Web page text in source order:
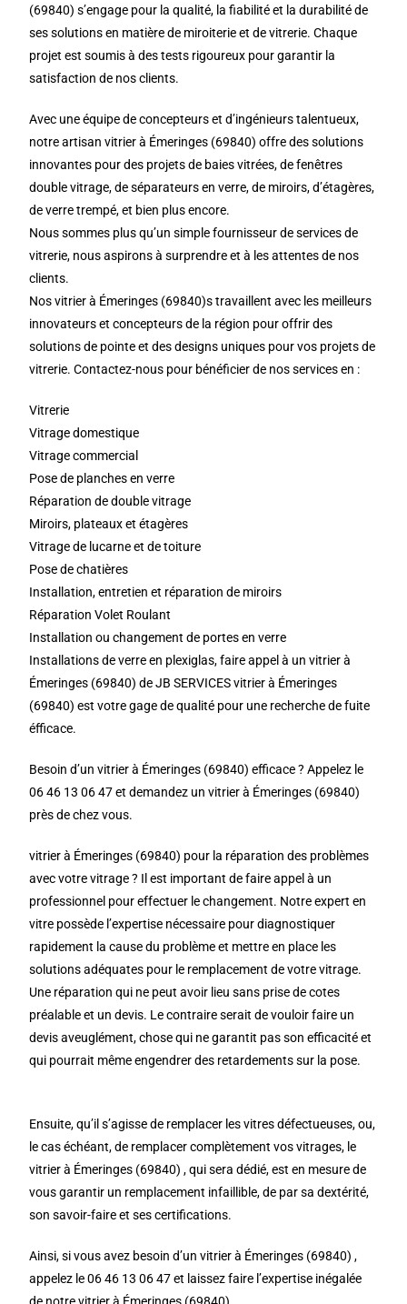
(69840) s’engage pour la qualité, la fiabilité et la durabilité de
ses solutions en matière de miroiterie et de vitrerie. Chaque
projet est soumis à des tests rigoureux pour garantir la
satisfaction de nos clients.
Avec une équipe de concepteurs et d’ingénieurs talentueux,
notre artisan vitrier à Émeringes (69840) offre des solutions
innovantes pour des projets de baies vitrées, de fenêtres
double vitrage, de séparateurs en verre, de miroirs, d’étagères,
de verre trempé, et bien plus encore.
Nous sommes plus qu’un simple fournisseur de services de
vitrerie, nous aspirons à surprendre et à les attentes de nos
clients.
Nos vitrier à Émeringes (69840)s travaillent avec les meilleurs
innovateurs et concepteurs de la région pour offrir des
solutions de pointe et des designs uniques pour vos projets de
vitrerie. Contactez-nous pour bénéficier de nos services en :
Vitrerie
Vitrage domestique
Vitrage commercial
Pose de planches en verre
Réparation de double vitrage
Miroirs, plateaux et étagères
Vitrage de lucarne et de toiture
Pose de chatières
Installation, entretien et réparation de miroirs
Réparation Volet Roulant
Installation ou changement de portes en verre
Installations de verre en plexiglas, faire appel à un vitrier à
Émeringes (69840) de JB SERVICES vitrier à Émeringes
(69840) est votre gage de qualité pour une recherche de fuite
éfficace.
Besoin d’un vitrier à Émeringes (69840) efficace ? Appelez le
06 46 13 06 47 et demandez un vitrier à Émeringes (69840)
près de chez vous.
vitrier à Émeringes (69840) pour la réparation des problèmes
avec votre vitrage ? Il est important de faire appel à un
professionnel pour effectuer le changement. Notre expert en
vitre possède l’expertise nécessaire pour diagnostiquer
rapidement la cause du problème et mettre en place les
solutions adéquates pour le remplacement de votre vitrage.
Une réparation qui ne peut avoir lieu sans prise de cotes
préalable et un devis. Le contraire serait de vouloir faire un
devis aveuglément, chose qui ne garantit pas son efficacité et
qui pourrait même engendrer des retardements sur la pose.
Ensuite, qu’il s’agisse de remplacer les vitres défectueuses, ou,
le cas échéant, de remplacer complètement vos vitrages, le
vitrier à Émeringes (69840) , qui sera dédié, est en mesure de
vous garantir un remplacement infaillible, de par sa dextérité,
son savoir-faire et ses certifications.
Ainsi, si vous avez besoin d’un vitrier à Émeringes (69840) ,
appelez le 06 46 13 06 47 et laissez faire l’expertise inégalée